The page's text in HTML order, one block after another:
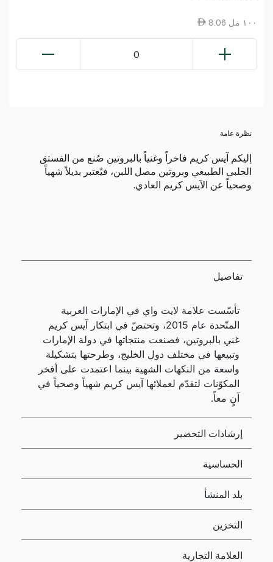
8.06 ١٠٠ مل
0
نظرة عامة
إليكم آيس كريم فاخراً وغنياً بالبروتين صُنع من الفستق
الحلبي الطبيعي وبروتين مصل اللبن، فيُعتبر بديلاً شهياً
وصحياً عن الآيس كريم العادي.
تفاصيل
تأسّست علامة لايت واي في الإمارات العربية
المتّحدة عام 2015، وتختصّ في ابتكار آيس كريم
غني بالبروتين، فصنعت منتجاتها في دولة الإمارات
وتبيعها في مختلف دول الخليج، وطرحتها بتشكيلة
واسعة من النكهات الشهية بينما اعتمدت على أفخر
المكوّنات لتقدّم لعملائها آيس كريم شهياً وصحياً في
آنٍ معاً.
إرشادات التحضير
الحساسية
بلد المنشأ
التخزين
العلامة التجارية